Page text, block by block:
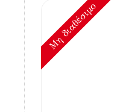
Mη διαθέσιμο